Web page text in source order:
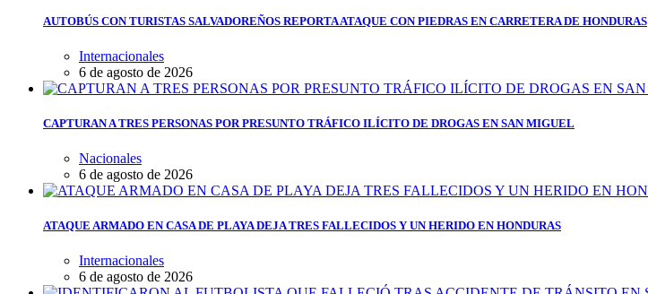
AUTOBÚS CON TURISTAS SALVADOREÑOS REPORTA ATAQUE CON PIEDRAS EN CARRETERA DE HONDURAS
Internacionales
6 de agosto de 2026
CAPTURAN A TRES PERSONAS POR PRESUNTO TRÁFICO ILÍCITO DE DROGAS EN SAN MIGUEL
Nacionales
6 de agosto de 2026
ATAQUE ARMADO EN CASA DE PLAYA DEJA TRES FALLECIDOS Y UN HERIDO EN HONDURAS
Internacionales
6 de agosto de 2026